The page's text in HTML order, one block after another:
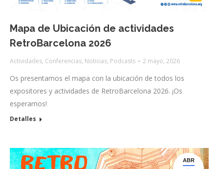
Mapa de Ubicación de actividades
RetroBarcelona 2026
Actividades, Conferencias, Noticias, Podcasts 2 mayo, 2026
Os presentamos el mapa con la ubicación de todos los
expositores y actividades de RetroBarcelona 2026. ¡Os
esperamos!
Detalles
ABR